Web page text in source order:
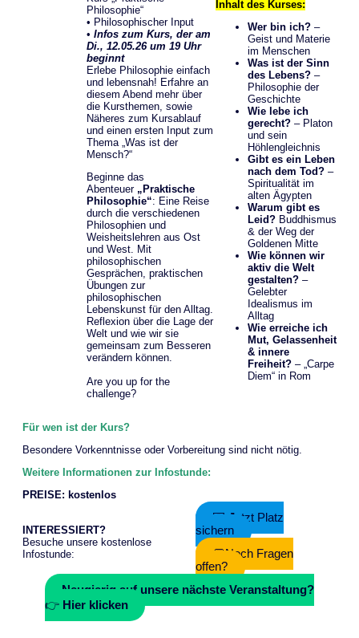
Philosophie“
• Philosophischer Input
• Infos zum Kurs, der am
Di., 12.05.26 um 19 Uhr
beginnt
Erlebe Philosophie einfach
und lebensnah! Erfahre an
diesem Abend mehr über
die Kursthemen, sowie
Näheres zum Kursablauf
und einen ersten Input zum
Thema „Was ist der
Mensch?“
Beginne das
Abenteuer „Praktische
Philosophie“: Eine Reise
durch die verschiedenen
Philosophien und
Weisheitslehren aus Ost
und West. Mit
philosophischen
Gesprächen, praktischen
Übungen zur
philosophischen
Lebenskunst für den Alltag.
Reflexion über die Lage der
Welt und wie wir sie
gemeinsam zum Besseren
verändern können.
Are you up for the
challenge?
Inhalt des Kurses:
Wer bin ich? –
Geist und Materie
im Menschen
Was ist der Sinn
des Lebens? –
Philosophie der
Geschichte
Wie lebe ich
gerecht? – Platon
und sein
Höhlengleichnis
Gibt es ein Leben
nach dem Tod? –
Spiritualität im
alten Ägypten
Warum gibt es
Leid? Buddhismus
& der Weg der
Goldenen Mitte
Wie können wir
aktiv die Welt
gestalten? –
Gelebter
Idealismus im
Alltag
Wie erreiche ich
Mut, Gelassenheit
& innere
Freiheit? – „Carpe
Diem“ in Rom
Für wen ist der Kurs?
Besondere Vorkenntnisse oder Vorbereitung sind nicht nötig.
Weitere Informationen zur Infostunde:
PREISE: kostenlos
INTERESSIERT?
Besuche unsere kostenlose
Infostunde:
💌 Jetzt Platz
sichern
💬Noch Fragen
offen?
Neugierig auf unsere nächste Veranstaltung?
👉 Hier klicken